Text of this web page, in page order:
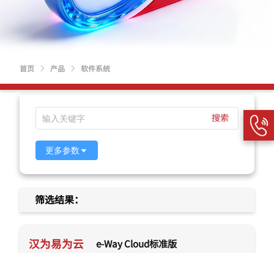
首页 产品 软件系统
筛选结果：
汉为易为云 e-Way Cloud标准版
搜索
更多参数